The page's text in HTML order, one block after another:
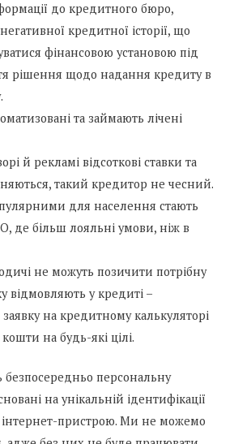
до кредитного бюро,
кредитної історії, що
фінансовою установою під
рішення щодо надання кредиту в
та займають лічені
й рекламі відсоткові ставки та
такий кредитор не чесний.
для населення стають
де більш лояльні умови, ніж в
не можуть позичити потрібну
відмовляють у кредиті –
на кредитному калькуляторі
на будь-які цілі.
безпосередньо персональну
на унікальній ідентифікації
інтернет-пристрою. Ми не можемо